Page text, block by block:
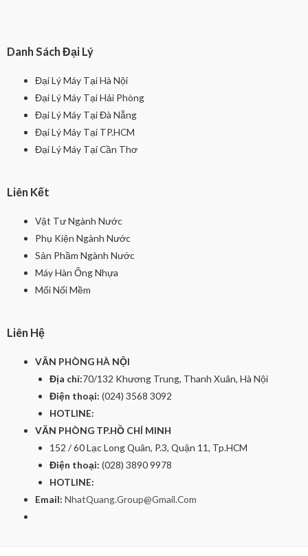
Danh Sách Đại Lý
Đại Lý Máy Tại Hà Nội
Đại Lý Máy Tại Hải Phòng
Đại Lý Máy Tại Đà Nẵng
Đại Lý Máy Tại TP.HCM
Đại Lý Máy Tại Cần Thơ
Liên Kết
Vật Tư Ngành Nước
Phụ Kiện Ngành Nước
Sản Phầm Ngành Nước
Máy Hàn Ống Nhựa
Mối Nối Mềm
Liên Hệ
VĂN PHÒNG HÀ NỘI
Địa chỉ:70/132 Khương Trung, Thanh Xuân, Hà Nội
Điện thoại: (024) 3568 3092
HOTLINE:
VĂN PHÒNG TP.HỒ CHÍ MINH
152 / 60 Lạc Long Quân, P.3, Quận 11, Tp.HCM
Điện thoại: (028) 3890 9978
HOTLINE:
Email: NhatQuang.Group@Gmail.Com